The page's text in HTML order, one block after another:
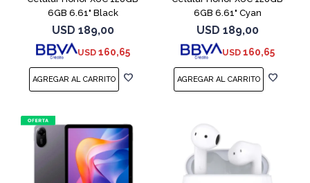
6GB 6.61" Black
USD 189,00
USD 160,65
6GB 6.61" Cyan
USD 189,00
USD 160,65